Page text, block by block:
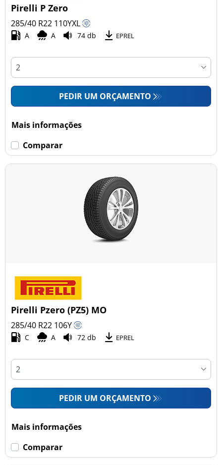
Pirelli P Zero
285/40 R22 110YXL
A A 74 db EPREL
PEDIR UM ORÇAMENTO
Mais informações
Comparar
Pirelli Pzero (PZ5) MO
285/40 R22 106Y
C A 72 db EPREL
PEDIR UM ORÇAMENTO
Mais informações
Comparar